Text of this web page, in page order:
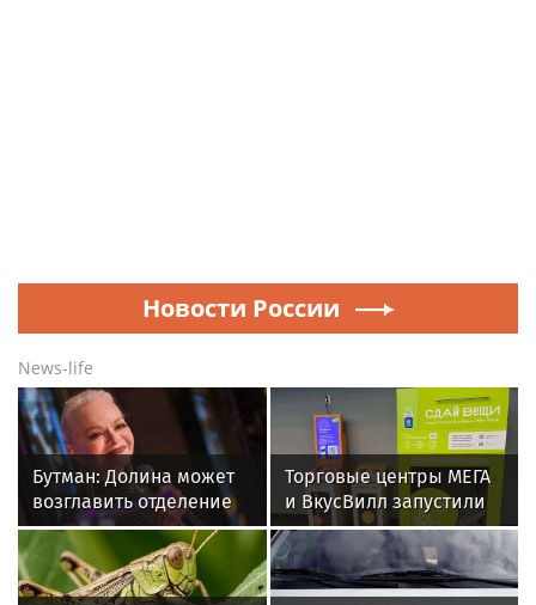
Новости России
News-life
Бутман: Долина может
возглавить отделение
вокала в первом в РФ
джазовом вузе
Торговые центры МЕГА
и ВкусВилл запустили
совместный проект по
раздельному сбору
вторсырья